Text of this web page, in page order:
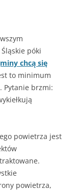
póki
chcą się
to minimum
Pytanie brzmi:
powietrza jest
powietrza,